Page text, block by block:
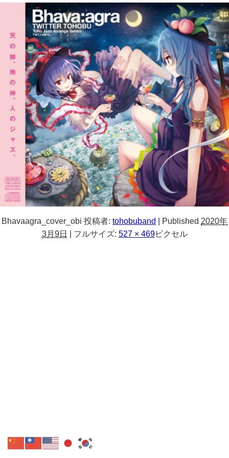
Bhavaagra_cover_obi 投稿者: tohobuband Published 2020年
3月9日
フルサイズ: 527 × 469ピクセル